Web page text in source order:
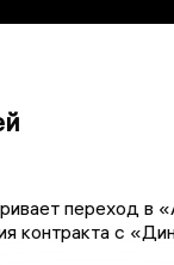
переход в
контракта с